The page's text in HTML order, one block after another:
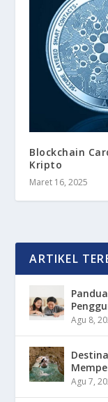
Blockchain
Kripto
Maret 16, 2025
ARTIKEL
Agu 8,
Agu 7,